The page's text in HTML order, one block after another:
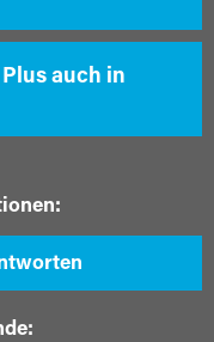
auch in